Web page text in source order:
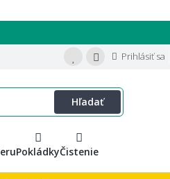
Prihlásiť sa
Hľadať
PokládkyČistenie